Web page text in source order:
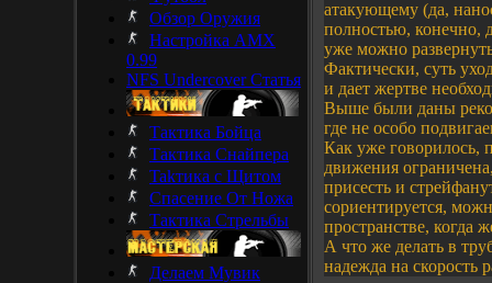
Обзор Оружия
Настройка AMX
0.99
NFS Undercover Статья
Тактика Бойца
Тактика Снайпера
Takтика с Щитом
Спасение От Ножа
Тактика Стрельбы
Делаем Мувик
атакующему (да,
полностью, конечно,
уже можно
Фактически, суть
и дает жертве
Выше были даны
где не особо
Как уже говорилось,
движения
присесть и
сориентируется,
пространстве, когда
А что же делать в
надежда на скорость